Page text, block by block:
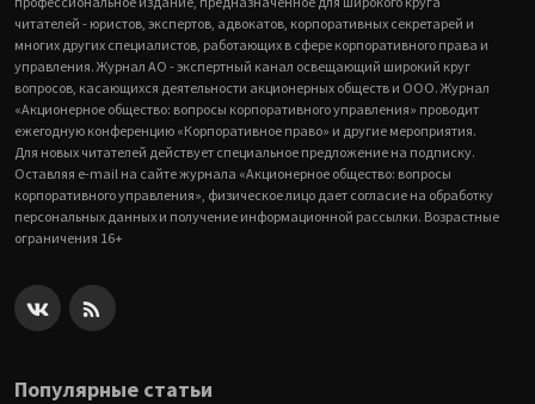
читателей - юристов, экспертов, адвокатов, корпоративных секретарей и
многих других специалистов, работающих в сфере корпоративного права и
управления. Журнал АО - экспертный канал освещающий широкий круг
вопросов, касающихся деятельности акционерных обществ и ООО. Журнал
«Акционерное общество: вопросы корпоративного управления» проводит
ежегодную конференцию «Корпоративное право» и другие мероприятия.
Для новых читателей действует специальное предложение на подписку.
Оставляя e-mail на сайте журнала «Акционерное общество: вопросы
корпоративного управления», физическое лицо дает согласие на обработку
персональных данных и получение информационной рассылки. Возрастные
ограничения 16+
Популярные статьи